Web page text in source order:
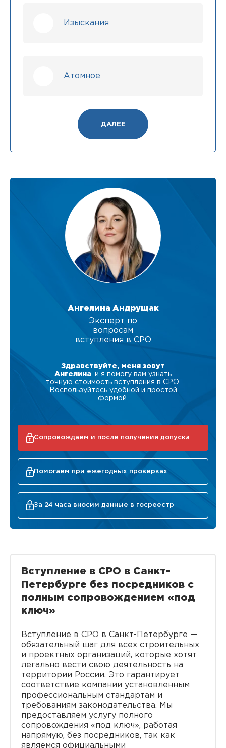
Изыскания
Атомное
ДАЛЕЕ
Ангелина Андрущак
Эксперт по
вопросам
вступления в СРО
Здравствуйте, меня зовут
Ангелина , и я помогу вам узнать
точную стоимость вступления в СРО.
Воспользуйтесь удобной и простой
формой.
Сопровождаем и после получения допуска
Помогаем при ежегодных проверках
За 24 часа вносим данные в госреестр
Вступление в СРО в Санкт-
Петербурге без посредников с
полным сопровождением «под
ключ»
Вступление в СРО в Санкт-Петербурге —
обязательный шаг для всех строительных
и проектных организаций, которые хотят
легально вести свою деятельность на
территории России. Это гарантирует
соответствие компании установленным
профессиональным стандартам и
требованиям законодательства. Мы
предоставляем услугу полного
сопровождения «под ключ», работая
напрямую, без посредников, так как
являемся официальными